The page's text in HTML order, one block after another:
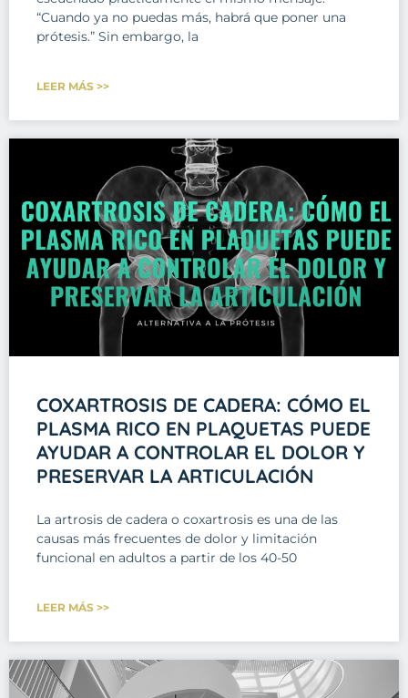
“Cuando ya no puedas más, habrá que poner una
prótesis.” Sin embargo, la
LEER MÁS >>
COXARTROSIS DE CADERA: CÓMO EL
PLASMA RICO EN PLAQUETAS PUEDE
AYUDAR A CONTROLAR EL DOLOR Y
PRESERVAR LA ARTICULACIÓN
La artrosis de cadera o coxartrosis es una de las
causas más frecuentes de dolor y limitación
funcional en adultos a partir de los 40-50
LEER MÁS >>